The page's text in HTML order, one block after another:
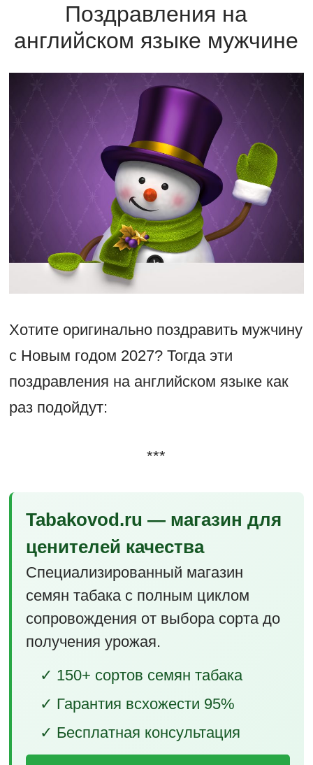
Поздравления на
английском языке мужчине
Хотите оригинально поздравить мужчину
с Новым годом 2027? Тогда эти
поздравления на английском языке как
раз подойдут:
***
Tabakovod.ru — магазин для
ценителей качества
Специализированный магазин
семян табака с полным циклом
сопровождения от выбора сорта до
получения урожая.
✓ 150+ сортов семян табака
✓ Гарантия всхожести 95%
✓ Бесплатная консультация